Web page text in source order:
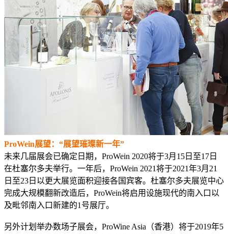
ProWein展望：“展望璀璨新一年”
未来几届展会已确定日期，ProWein 2020将于3月15日至17日
在杜塞尔多夫举行。一年后，ProWein 2021将于2021年3月21
日至23日以更大展览面积迎接各国宾客。杜塞尔多夫展览中心
完成大规模翻新改造后，ProWein将启用设施现代的南入口以
及毗邻南入口新建的1号展厅。
另外计划举办数场子展会，ProWine Asia（香港）将于2019年5